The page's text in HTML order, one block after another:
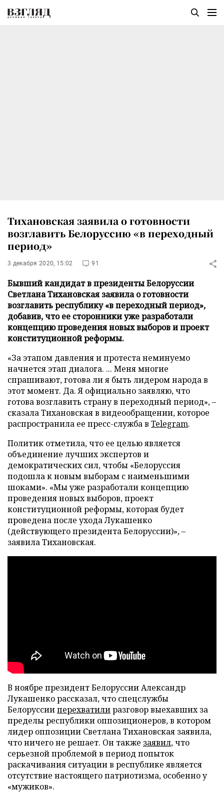
Тихановская заявила о готовности
возглавить Белоруссию «в переходный
период»
3 декабря 2020, 15:02 91
Бывший кандидат в президенты Белоруссии
Светлана Тихановская заявила о готовности
возглавить республику «в переходный период»,
добавив, что ее сторонники уже разработали
концепцию проведения новых выборов и проект
конституционной реформы.
«За этапом давления и протеста неминуемо
начнется этап диалога. ... Меня многие
спрашивают, готова ли я быть лидером народа в
этот момент. Да. Я официально заявляю, что
готова возглавить страну в переходный период», –
сказала Тихановская в видеообращении, которое
распространила ее пресс-служба в Telegram.
Политик отметила, что ее целью является
объединение лучших экспертов и
демократических сил, чтобы «Белоруссия
подошла к новым выборам с наименьшими
шоками». «Мы уже разработали концепцию
проведения новых выборов, проект
конституционной реформы, которая будет
проведена после ухода Лукашенко
(действующего президента Белоруссии)», –
заявила Тихановская.
В ноябре президент Белоруссии Александр
Лукашенко рассказал, что спецслужбы
Белоруссииперехватилиразговор выехавших за
пределы республики оппозиционеров, в котором
лидер оппозиции Светлана Тихановская заявила,
что ничего не решает. Он также заявил, что
серьезной проблемой в период попыток
раскачивания ситуации в республике является
отсутствие настоящего патриотизма, особенно у
«мужиков».